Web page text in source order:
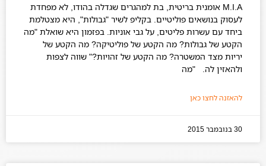
M.I.A אומנית בריטית, בת למהגרים שגדלה בהודו, לא מפחדת
לעסוק בנושאים פוליטיים. בקליפ לשיר "גבולות", היא מצטלמת
ביחד עם עשרות פליטים, על גבי אוניות. בפזמון היא שואלת "מה
הקטע של גבולות? מה הקטע של פוליטיקה? מה הקטע של
יריות מצד המשטרה? מה הקטע של זהויות?" שווה לצפות
ולהאזין לה. "מה
להאזנה לחצו כאן
30 בנובמבר 2015